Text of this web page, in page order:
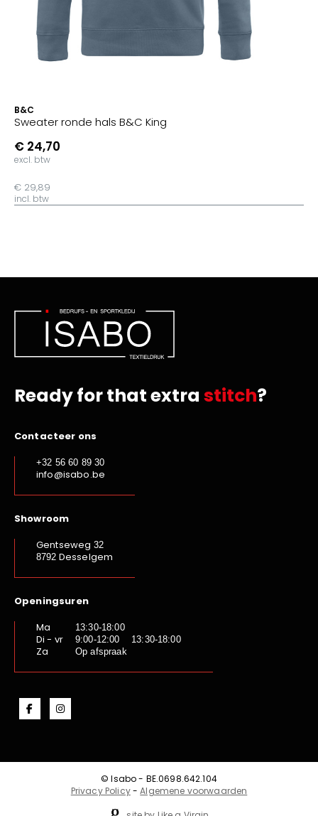
B&C
Sweater ronde hals B&C King
€ 24,70
excl. btw
€ 29,89
incl. btw
Ready for that extra stitch?
Contacteer ons
+32 56 60 89 30
info@isabo.be
Showroom
Gentseweg 32
8792 Desselgem
Openingsuren
Ma
13:30-18:00
Di - vr 9:00-12:00 13:30-18:00
Za Op afspraak
© Isabo - BE.0698.642.104
Privacy Policy-Algemene voorwaarden